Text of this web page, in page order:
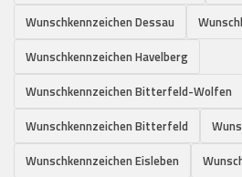
Wunschkennzeichen Dessau
Wunschkennzeichen Havelberg
Wunschkennzeichen Bitterfeld-Wolfen
Wunschkennzeichen Bitterfeld
Wunschkennzeichen Eisleben